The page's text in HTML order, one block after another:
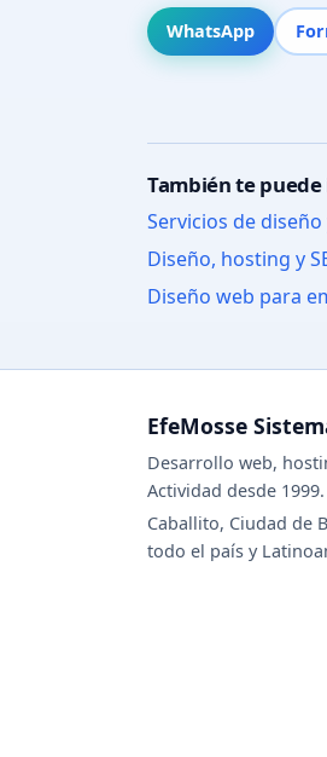
WhatsApp
También te
Servicios de
Diseño, hosting y
Diseño web para
EfeMosse
Desarrollo web,
Actividad desde 1999.
Caballito, Ciudad de
todo el país y